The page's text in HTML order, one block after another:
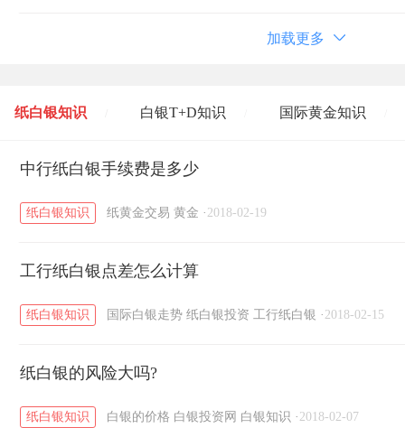
加载更多
纸白银知识 白银T+D知识 国际黄金知识
黄金T+D知识 / 粤贵银知识
中行纸白银手续费是多少
纸白银知识 纸黄金交易 黄金 · 2018-02-19
工行纸白银点差怎么计算
纸白银知识 国际白银走势 纸白银投资 工行纸白银 · 2018-02-15
纸白银的风险大吗?
纸白银知识 白银的价格 白银投资网 白银知识 · 2018-02-07